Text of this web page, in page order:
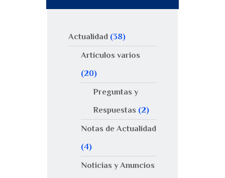
Actualidad (38)
Artículos varios
(20)
Preguntas y
Respuestas (2)
Notas de Actualidad
(4)
Noticias y Anuncios